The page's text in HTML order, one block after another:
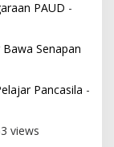
PAUD -
Senapan
Pancasila -
views